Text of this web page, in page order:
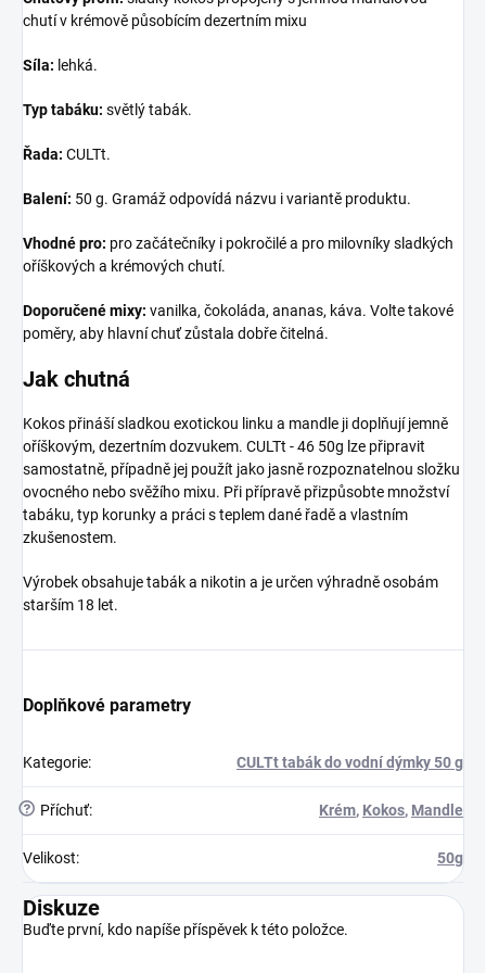
chutí v krémově působícím dezertním mixu
Síla: lehká.
Typ tabáku: světlý tabák.
Řada: CULTt.
Balení: 50 g. Gramáž odpovídá názvu i variantě produktu.
Vhodné pro: pro začátečníky i pokročilé a pro milovníky sladkých
oříškových a krémových chutí.
Doporučené mixy: vanilka, čokoláda, ananas, káva. Volte takové
poměry, aby hlavní chuť zůstala dobře čitelná.
Jak chutná
Kokos přináší sladkou exotickou linku a mandle ji doplňují jemně
oříškovým, dezertním dozvukem. CULTt - 46 50g lze připravit
samostatně, případně jej použít jako jasně rozpoznatelnou složku
ovocného nebo svěžího mixu. Při přípravě přizpůsobte množství
tabáku, typ korunky a práci s teplem dané řadě a vlastním
zkušenostem.
Výrobek obsahuje tabák a nikotin a je určen výhradně osobám
starším 18 let.
Doplňkové parametry
Kategorie: CULTt tabák do vodní dýmky 50 g
? Příchuť: Krém, Kokos, Mandle
Velikost: 50g
Diskuze
Buďte první, kdo napíše příspěvek k této položce.